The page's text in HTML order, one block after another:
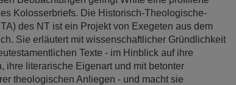
Kolosserbriefs. Die Historisch-Theologische-
des NT ist ein Projekt von Exegeten aus dem
Sie erläutert mit wissenschaftlicher Gründlichkeit
Texte - im Hinblick auf ihre
ihre literarische Eigenart und mit betonter
theologischen Anliegen - und macht sie